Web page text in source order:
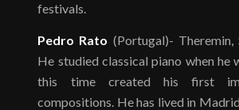
festivals.
Pedro Rato (Portugal)- Theremin,
He studied classical piano when he
this time created his first
compositions. He has lived in